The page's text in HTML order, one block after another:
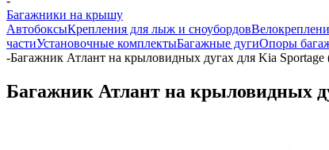
Багажники на крышу
АвтобоксыКрепления для лыж и сноубордов
частиУстановочные комплектыБагажные дугиОпоры
-Багажник Атлант на крыловидных дугах для Kia Sportage
Багажник Атлант на крыловидных